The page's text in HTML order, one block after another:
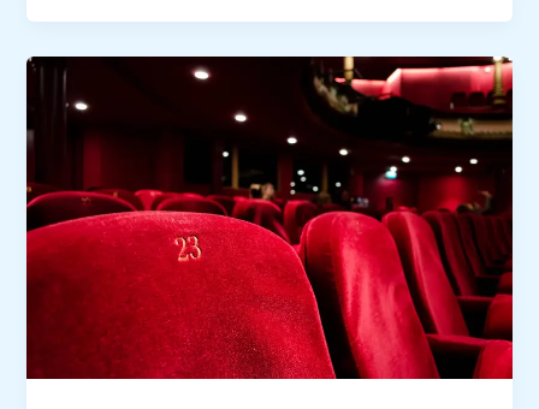
Prepara
para
Clássico-
Rainha
Futebol
Feminino